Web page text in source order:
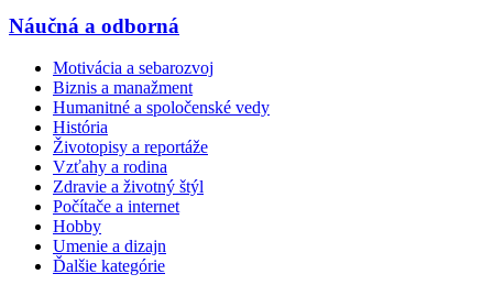
Náučná a odborná
Motivácia a sebarozvoj
Biznis a manažment
Humanitné a spoločenské vedy
História
Životopisy a reportáže
Vzťahy a rodina
Zdravie a životný štýl
Počítače a internet
Hobby
Umenie a dizajn
Ďalšie kategórie